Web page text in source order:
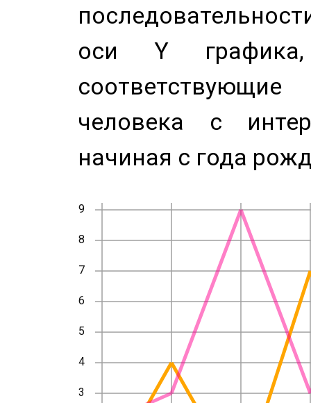
оси Y
человека с
начиная с года